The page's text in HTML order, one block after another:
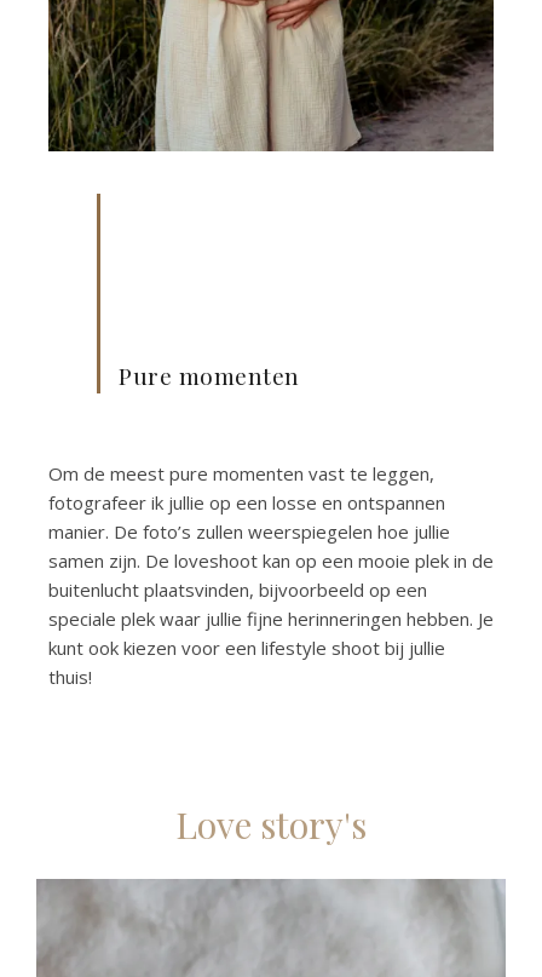
Pure momenten
Om de meest pure momenten vast te leggen,
fotografeer ik jullie op een losse en ontspannen
manier. De foto’s zullen weerspiegelen hoe jullie
samen zijn. De loveshoot kan op een mooie plek in de
buitenlucht plaatsvinden, bijvoorbeeld op een
speciale plek waar jullie fijne herinneringen hebben. Je
kunt ook kiezen voor een lifestyle shoot bij jullie
thuis!
Love story's